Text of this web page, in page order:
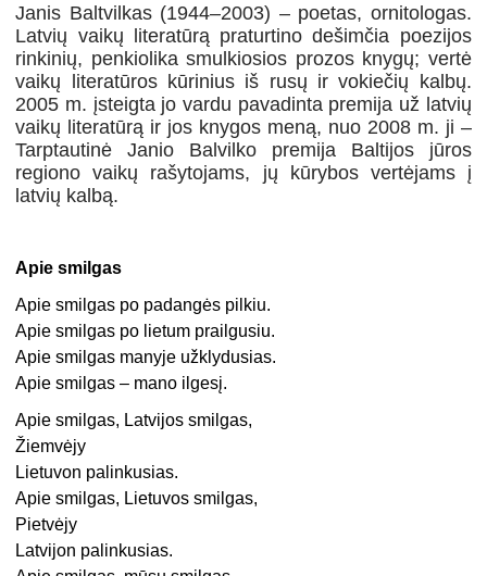
Janis Baltvilkas (1944–2003) – poetas, ornitologas.
Latvių vaikų literatūrą praturtino dešimčia poezijos
rinkinių, penkiolika smulkiosios prozos knygų; vertė
vaikų literatūros kūrinius iš rusų ir vokiečių kalbų.
2005 m. įsteigta jo vardu pavadinta premija už latvių
vaikų literatūrą ir jos knygos meną, nuo 2008 m. ji –
Tarptautinė Janio Balvilko premija Baltijos jūros
regiono vaikų rašytojams, jų kūrybos vertėjams į
latvių kalbą.
Apie smilgas
Apie smilgas po padangės pilkiu.
Apie smilgas po lietum prailgusiu.
Apie smilgas manyje užklydusias.
Apie smilgas – mano ilgesį.
Apie smilgas, Latvijos smilgas,
Žiemvėjy
Lietuvon palinkusias.
Apie smilgas, Lietuvos smilgas,
Pietvėjy
Latvijon palinkusias.